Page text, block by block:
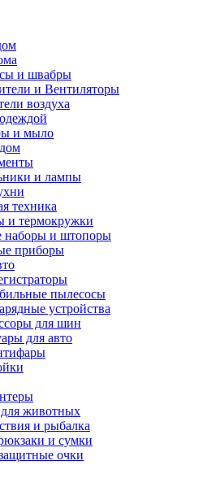
и швабры
и Вентиляторы
воздуха
и мыло
и лампы
техника
и термокружки
и штопоры
приборы
пылесосы
устройства
для шин
для авто
животных
и рыбалка
и сумки
очки